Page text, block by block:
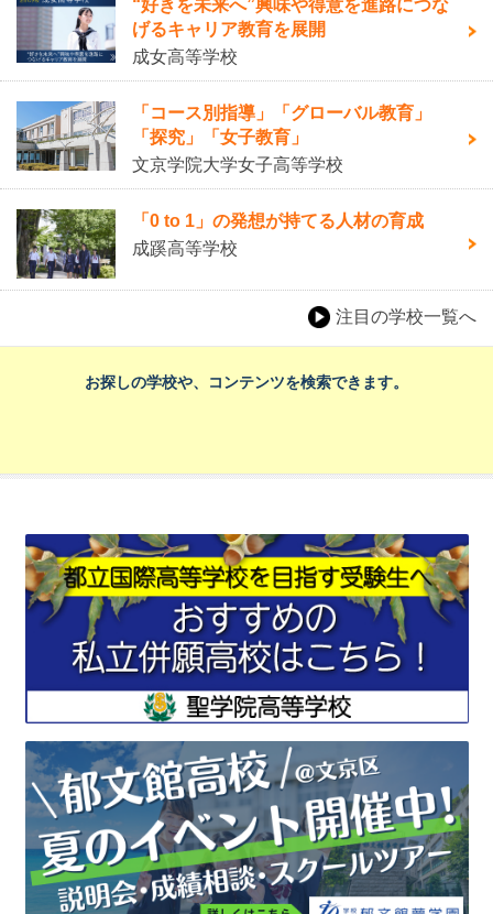
“好きを未来へ”興味や得意を進路につな
げるキャリア教育を展開
成女高等学校
「コース別指導」「グローバル教育」
「探究」「女子教育」
文京学院大学女子高等学校
「0 to 1」の発想が持てる人材の育成
成蹊高等学校
注目の学校一覧へ
お探しの学校や、コンテンツを検索できます。